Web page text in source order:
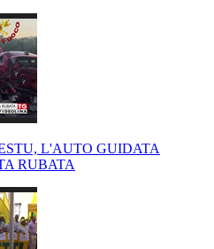
L'AUTO GUIDATA
RUBATA